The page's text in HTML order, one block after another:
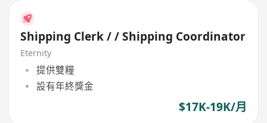
Shipping Clerk / / Shipping Coordinator
Eternity
提供雙糧
設有年終獎金
$17K-19K/月